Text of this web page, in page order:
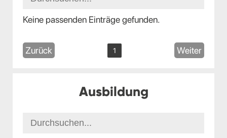
Keine passenden Einträge gefunden.
Zurück 1 Weiter
Ausbildung